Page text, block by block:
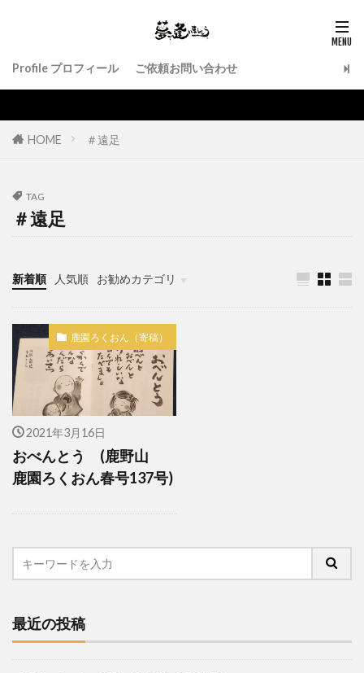
Profile プロフィール ご依頼お問い合わせ
HOME ＃遠足
TAG
＃遠足
新着順 人気順 お勧めカテゴリ
作品紹介
鹿園ろくおん（寄稿）
2021年3月16日
おべんとう (鹿野山
鹿園ろくおん春号137号)
最近の投稿